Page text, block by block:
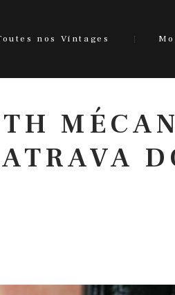
nos Vintages